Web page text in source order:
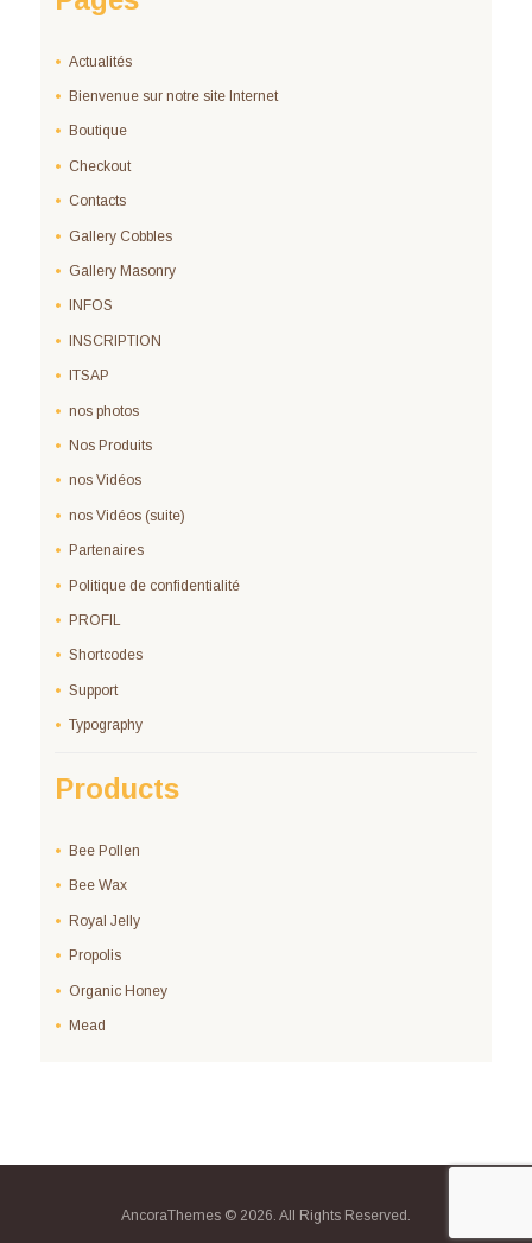
Actualités
Bienvenue sur notre site Internet
Boutique
Checkout
Contacts
Gallery Cobbles
Gallery Masonry
INFOS
INSCRIPTION
ITSAP
nos photos
Nos Produits
nos Vidéos
nos Vidéos (suite)
Partenaires
Politique de confidentialité
PROFIL
Shortcodes
Support
Typography
Products
Bee Pollen
Bee Wax
Royal Jelly
Propolis
Organic Honey
Mead
AncoraThemes © 2026. All Rights Reserved.